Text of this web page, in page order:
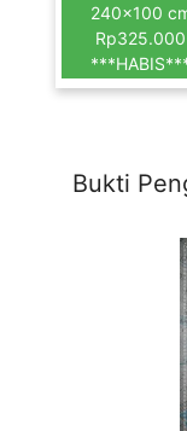
240×100
Rp325.000
Bukti